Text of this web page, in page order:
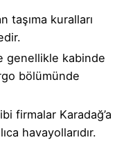
taşıma kuralları
genellikle kabinde
bölümünde
firmalar Karadağ’a
havayollarıdır.